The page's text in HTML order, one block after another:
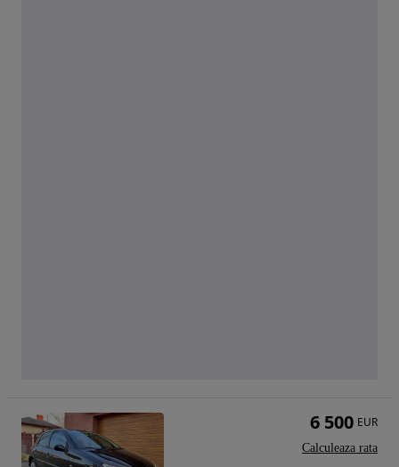
6 500 EUR
Calculeaza rata